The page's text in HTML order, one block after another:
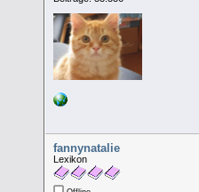
fannynatalie
Lexikon